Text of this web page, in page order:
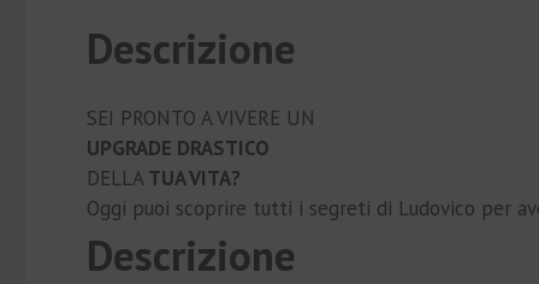
Descrizione
SEI PRONTO A VIVERE UN
UPGRADE DRASTICO
DELLATUA VITA?
Oggi puoi scoprire tutti i segreti di Ludovico per
Descrizione